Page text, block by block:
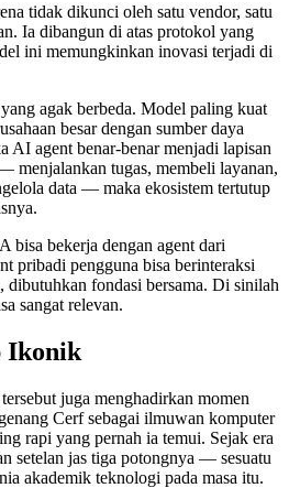
tidak dikunci oleh satu vendor, satu
Ia dibangun di atas protokol yang
ini memungkinkan inovasi terjadi di
agak berbeda. Model paling kuat
besar dengan sumber daya
AI agent benar-benar menjadi lapisan
menjalankan tugas, membeli layanan,
data — maka ekosistem tertutup
bisa bekerja dengan agent dari
pribadi pengguna bisa berinteraksi
dibutuhkan fondasi bersama. Di sinilah
sangat relevan.
Ikonik
juga menghadirkan momen
Cerf sebagai ilmuwan komputer
rapi yang pernah ia temui. Sejak era
setelan jas tiga potongnya — sesuatu
akademik teknologi pada masa itu.